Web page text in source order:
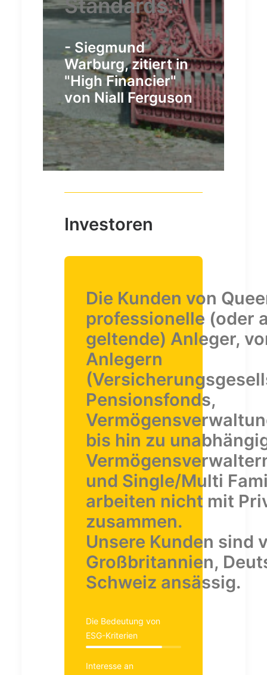
Standards. "
- Siegmund
Warburg, zitiert in
"High Financier"
von Niall Ferguson
Investoren
Die Kunden von
professionelle (oder
geltende) Anleger,
Anlegern
Pensionsfonds,
bis hin zu
und Single/Multi
arbeiten nicht mit
zusammen.
Unsere Kunden sind
Großbritannien,
Schweiz ansässig.
Die Bedeutung von
ESG-Kriterien
Interesse an